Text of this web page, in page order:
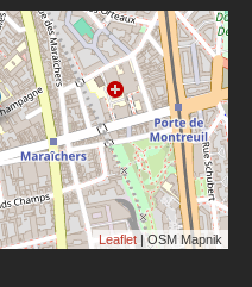
Leaflet | OSM Mapnik